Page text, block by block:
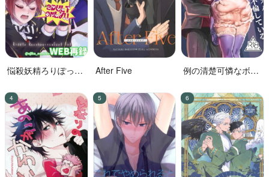
悩殺妖精ろりぽっぷ
After Five
例の清楚可憐なボー
倫している。